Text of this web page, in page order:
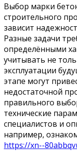
Выбор марки
строительного
зависит
Разные задачи
определёнными
учитывать не
эксплуатации
этапе могут
недостаточной
правильного
технические
специалистов и
например,
https://xn--